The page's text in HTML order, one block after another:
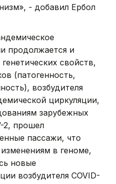
- добавил Ербол
продолжается и
свойств,
(патогенность,
возбудителя
циркуляции,
зарубежных
2, прошел
пассажи, что
в геноме,
новые
возбудителя COVID-